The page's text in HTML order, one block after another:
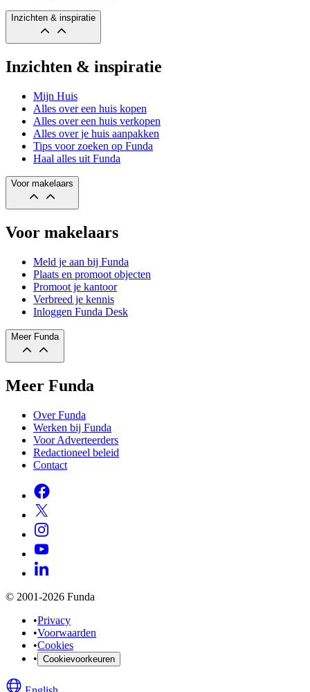
Inzichten & inspiratie
Inzichten & inspiratie
Mijn Huis
Alles over een huis kopen
Alles over een huis verkopen
Alles over je huis aanpakken
Tips voor zoeken op Funda
Haal alles uit Funda
Voor makelaars
Voor makelaars
Meld je aan bij Funda
Plaats en promoot objecten
Promoot je kantoor
Verbreed je kennis
Inloggen Funda Desk
Meer Funda
Meer Funda
Over Funda
Werken bij Funda
Voor Adverteerders
Redactioneel beleid
Contact
© 2001-2026 Funda
•Privacy
•Voorwaarden
•Cookies
• Cookievoorkeuren